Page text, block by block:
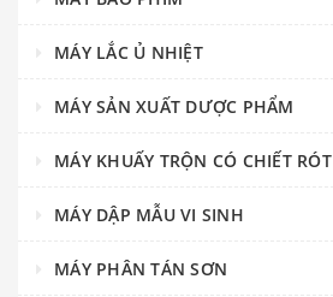
MÁY LẮC Ủ NHIỆT
MÁY SẢN XUẤT DƯỢC PHẨM
MÁY KHUẤY TRỘN CÓ CHIẾT RÓT
MÁY DẬP MẪU VI SINH
MÁY PHÂN TÁN SƠN